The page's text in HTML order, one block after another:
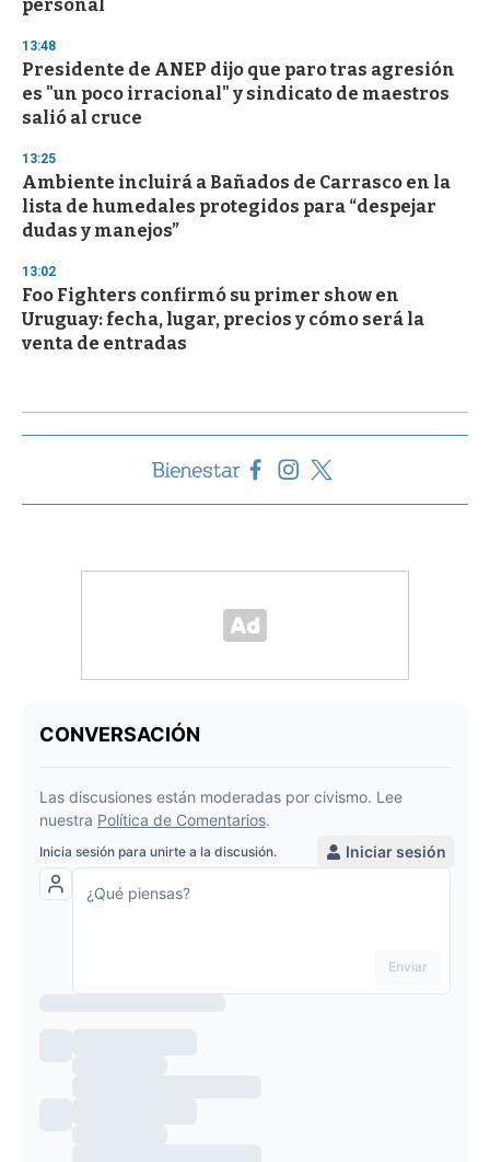
personal
13:48
Presidente de ANEP dijo que paro tras agresión
es "un poco irracional" y sindicato de maestros
salió al cruce
13:25
Ambiente incluirá a Bañados de Carrasco en la
lista de humedales protegidos para “despejar
dudas y manejos”
13:02
Foo Fighters confirmó su primer show en
Uruguay: fecha, lugar, precios y cómo será la
venta de entradas